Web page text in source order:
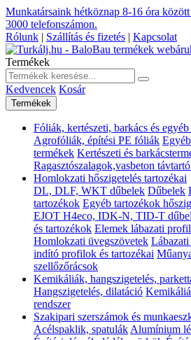
Munkatársaink hétköznap 8-16 óra
3000 telefonszámon.
Rólunk | Szállítás és fizetés | Kapcsolat
Termékek
Kedvencek Kosár
Termékek
Fóliák, kertészeti, barkács és
Agrofóliák, építési PE fóliák
termékek Kertészeti és
Ragasztószalagok,vasbeton
Homlokzati hőszigetelés tartozékai
DL, DLF, WKT dűbelek Dűbelek
tartozékok Egyéb tartozékok
EJOT H4eco, IDK-N, TID-T
és tartozékok Elemek lábazati
Homlokzati üvegszövetek
indító profilok és tartozékai
szellőzőrácsok
Kemikáliák, hangszigetelés,
Hangszigetelés, dilatáció
rendszer
Szakipari szerszámok és
Acélspaklik, spatulák Alumínium